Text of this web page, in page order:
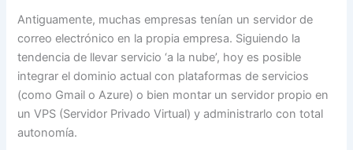
Antiguamente, muchas empresas tenían un servidor de
correo electrónico en la propia empresa. Siguiendo la
tendencia de llevar servicio ‘a la nube’, hoy es posible
integrar el dominio actual con plataformas de servicios
(como Gmail o Azure) o bien montar un servidor propio en
un VPS (Servidor Privado Virtual) y administrarlo con total
autonomía.